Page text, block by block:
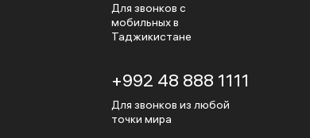
Для звонков с
мобильных в
Таджикистане
+992 48 888 1111
Для звонков из любой
точки мира